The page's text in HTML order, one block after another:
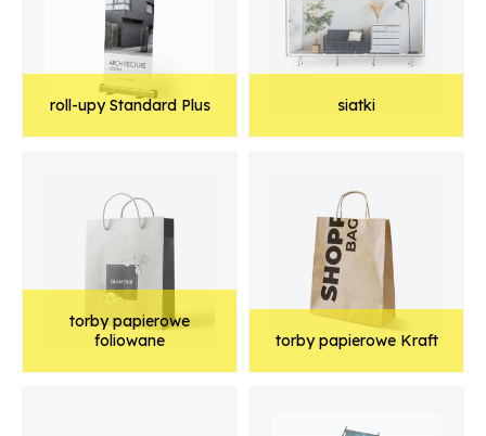
roll-upy Standard Plus siatki
torby papierowe
foliowane
torby papierowe Kraft